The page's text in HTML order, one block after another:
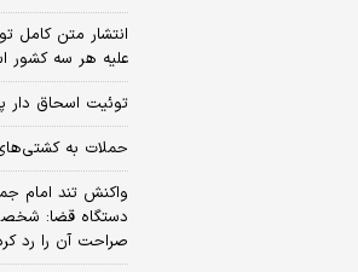
انتشار متن کامل
علیه هر سه کشور
توئیت اسحاق دار
حملات به کشتی‌های
واکنش تند امام
دستگاه قضا:
صراحت آن را رد